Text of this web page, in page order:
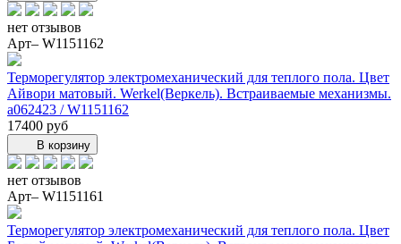
нет отзывов
Арт– W1151162
Терморегулятор электромеханический для теплого пола. Цвет
Айвори матовый. Werkel(Веркель). Встраиваемые механизмы.
a062423 / W1151162
17400 руб
В корзину
нет отзывов
Арт– W1151161
Терморегулятор электромеханический для теплого пола. Цвет